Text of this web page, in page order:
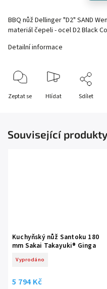
BBQ nůž Dellinger "D2" SAND
materiál čepeli - ocel D2 Black
Detailní informace
Zeptat se Hlídat Sdílet
Související produkty
Kuchyňský nůž Santoku 180
mm Sakai Takayuki® Ginga
Vyprodáno
5 794 Kč